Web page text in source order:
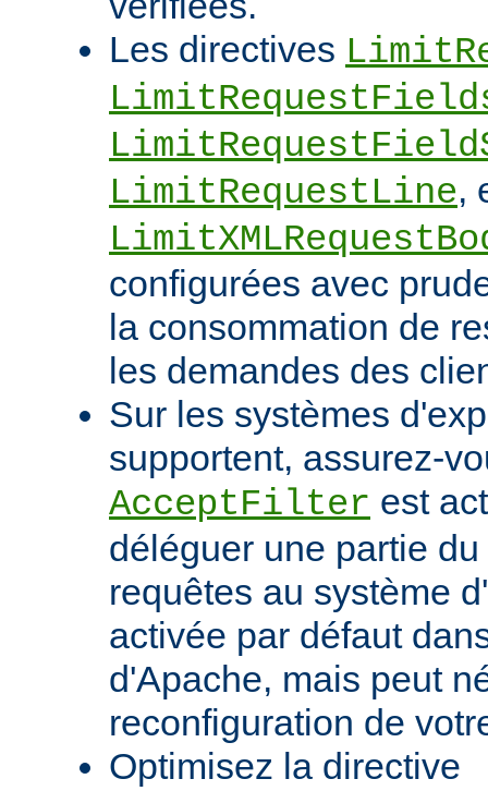
Les directives
LimitRequestLine,
configurées avec
la consommation de
les demandes des
Sur les systèmes
supportent, assurez-
AcceptFilter est
déléguer une partie
requêtes au système
activée par défaut
d'Apache, mais peut
reconfiguration de
Optimisez la directive